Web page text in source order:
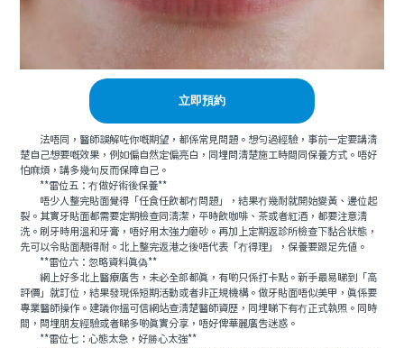
立即預約
法唔同，醫師誤解咗你嘅期望，都係常見問題。想勻過經驗，事前一定要講清
楚自己想要嘅效果，例如偏自然定偏亮白，同埋問清楚施工時間同保養方式。唔好
怕麻煩，講多幾句反而保障自己。
**雷位五：冇做好術後保養**
唔少人整完貼面覺得「任食任飲都冇問題」，結果冇幾耐就開始變黃、邊位起
裂。其實牙貼面都需要定期檢查同清潔，平時飲咖啡、茶或者紅酒，都要注意清
洗。刷牙時用溫和牙膏，唔好用太強力磨砂。再加上定期返診所檢查下黏合狀態，
先可以令貼面靚得耐。北上整完返港之後唔代表「冇得理」，保養要跟足先值。
**雷位六：忽略資料真偽**
網上好多北上醫療廣告，未必全部都真，有啲只係打卡點。新手最易睇到「高
評價」就訂位，結果發現係短期活動或者非正規機構。做牙貼面唔似美甲，真係要
專業醫師操作。建議你搵可信網站查清楚醫師資歷，同埋睇下有冇正式執照。同時
間，問埋朋友經驗或者睇多啲真實分享，唔好俾華麗廣告迷惑。
**雷位七：心態太急，好勝心太強**